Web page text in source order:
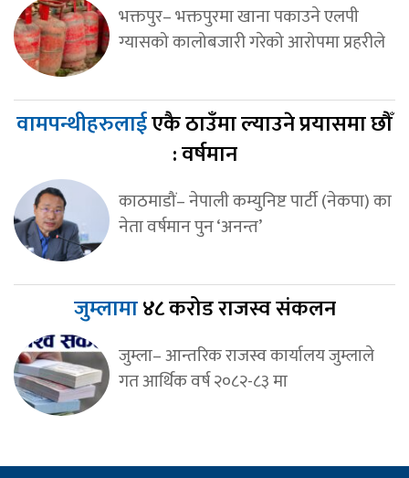
भक्तपुर– भक्तपुरमा खाना पकाउने एलपी
ग्यासको कालोबजारी गरेको आरोपमा प्रहरीले
वामपन्थीहरुलाईएकै ठाउँमा ल्याउने प्रयासमा छौँ
: वर्षमान
काठमाडौं– नेपाली कम्युनिष्ट पार्टी (नेकपा) का
नेता वर्षमान पुन ‘अनन्त’
जुम्लामा४८ करोड राजस्व संकलन
जुम्ला– आन्तरिक राजस्व कार्यालय जुम्लाले
गत आर्थिक वर्ष २०८२-८३ मा